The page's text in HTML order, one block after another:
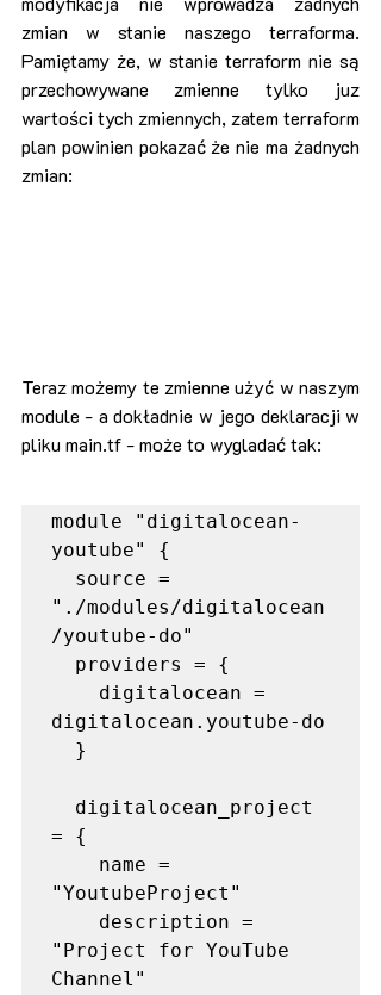
zmian w stanie naszego terraforma.
Pamiętamy że, w stanie terraform nie są
przechowywane zmienne tylko juz
wartości tych zmiennych, zatem terraform
plan powinien pokazać że nie ma żadnych
zmian:
Teraz możemy te zmienne użyć w naszym
module - a dokładnie w jego deklaracji w
pliku main.tf - może to wygladać tak:
module "digitalocean-
youtube" {
"./modules/digitalocean
/youtube-do"
digitalocean.youtube-do
= {
"YoutubeProject"
"Project for YouTube
Channel"